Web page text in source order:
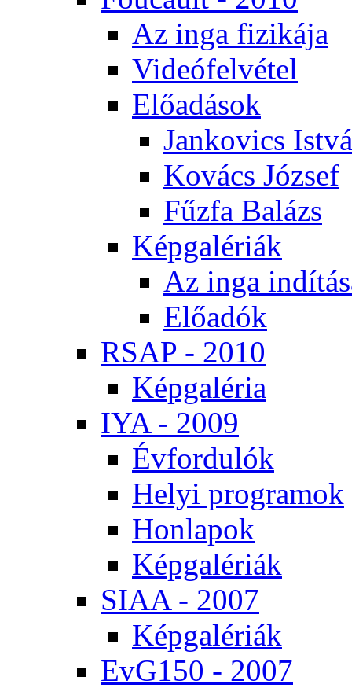
Az in­ga fi­zi­ká­ja
Vi­de­ó­fel­vé­tel
Elő­adá­sok
Jan­ko­vics
Ko­vács Jó­zsef
Fűz­fa Ba­lázs
Kép­ga­lé­ri­ák
Az in­ga
Elő­adók
RSAP - 2010
Kép­ga­lé­ria
IYA - 2009
Év­for­du­lók
He­lyi prog­ra­mok
Hon­la­pok
Kép­ga­lé­ri­ák
SI­AA - 2007
Kép­ga­lé­ri­ák
EvG150 - 2007